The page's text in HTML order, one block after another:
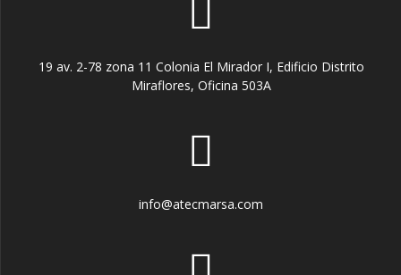
19 av. 2-78 zona 11 Colonia El Mirador I, Edificio Distrito
Miraflores, Oficina 503A
info@atecmarsa.com